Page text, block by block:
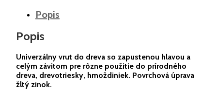
Popis
Popis
Univerzálny vrut do dreva so zapustenou hlavou a
celým závitom pre rôzne použitie do prírodného
dreva, drevotriesky, hmoždiniek. Povrchová úprava
žltý zinok.